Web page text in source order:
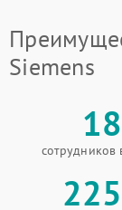
Siemens
18
сотрудников